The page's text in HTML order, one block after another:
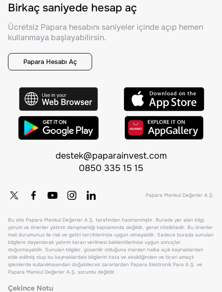
Birkaç saniyede hesap aç
Ücretsiz Papara hesabını saniyeler içinde açıp hemen
kullanmaya başlayabilirsin.
Papara Hesabı Aç
destek@paparainvest.com
0850 335 15 15
Papara Menkul Değerler A.Ş.
Bu site Papara Menkul Değerler A.Ş. tarafından hazırlanmıştır. Burada yer alan bilgi,
yorum ve öneriler yatırım danışmanlığı kapsamında değildir, genel niteliktedir. Bu öneriler
mali durumunuz ile risk ve getiri tercihlerinize uygun olmayabilir. Sadece burada sunulan
bilgilere dayanılarak yatırım kararı verilmesi beklentilerinize uygun sonuçlar
doğurmayabilir. Sunulan bilgiler, güvenilir olduğuna inanılan halka açık kaynaklardan
elde edilmiş olup bu kaynaklardaki bilgilerin hata ve eksikliğinden ve ticari amaçlı
işlemlerde kullanılmasından doğabilecek zararlardan Papara Elektronik Para A.Ş. ve
Papara Menkul Değerler A.Ş. sorumlu değildir.
Çekince Notu